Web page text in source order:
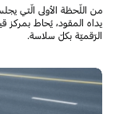
من اللّحظة الأولى الّتي
يداه المقود، يُحاط بمركز
الرّقميّة بكلّ سلاسة.